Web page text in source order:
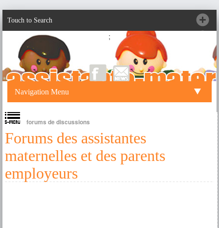
Touch to Search
;
Navigation Menu
forums de discussions
Forums des assistantes
maternelles et des parents
employeurs